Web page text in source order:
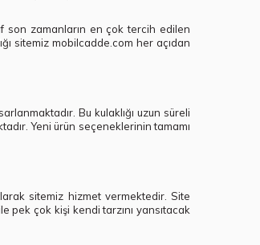
son zamanların en çok tercih edilen
sitemiz mobilcadde.com her açıdan
Bu kulaklığı uzun süreli
Yeni ürün seçeneklerinin tamamı
sitemiz hizmet vermektedir. Site
pek çok kişi kendi tarzını yansıtacak